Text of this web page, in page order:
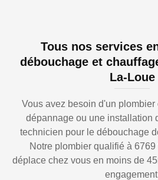
Tous nos services
débouchage et
La-Loue
Vous avez besoin d'un plombier
dépannage ou une installation
technicien pour le débouchage
Notre plombier qualifié à
déplace chez vous en moins de